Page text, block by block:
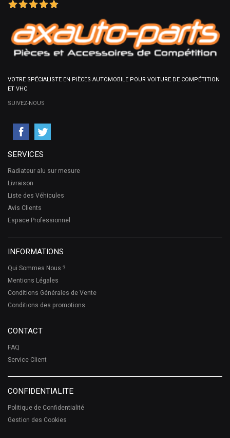
VOTRE SPÉCIALISTE EN PIÈCES AUTOMOBILE POUR VOITURE DE COMPÉTITION
ET VHC
SUIVEZ-NOUS
SERVICES
Radiateur alu sur mesure
Livraison
Liste des Véhicules
Avis Clients
Espace Professionnel
INFORMATIONS
Qui Sommes Nous ?
Mentions Légales
Conditions Générales de Vente
Conditions des promotions
CONTACT
FAQ
Service Client
CONFIDENTIALITE
Politique de Confidentialité
Gestion des Cookies